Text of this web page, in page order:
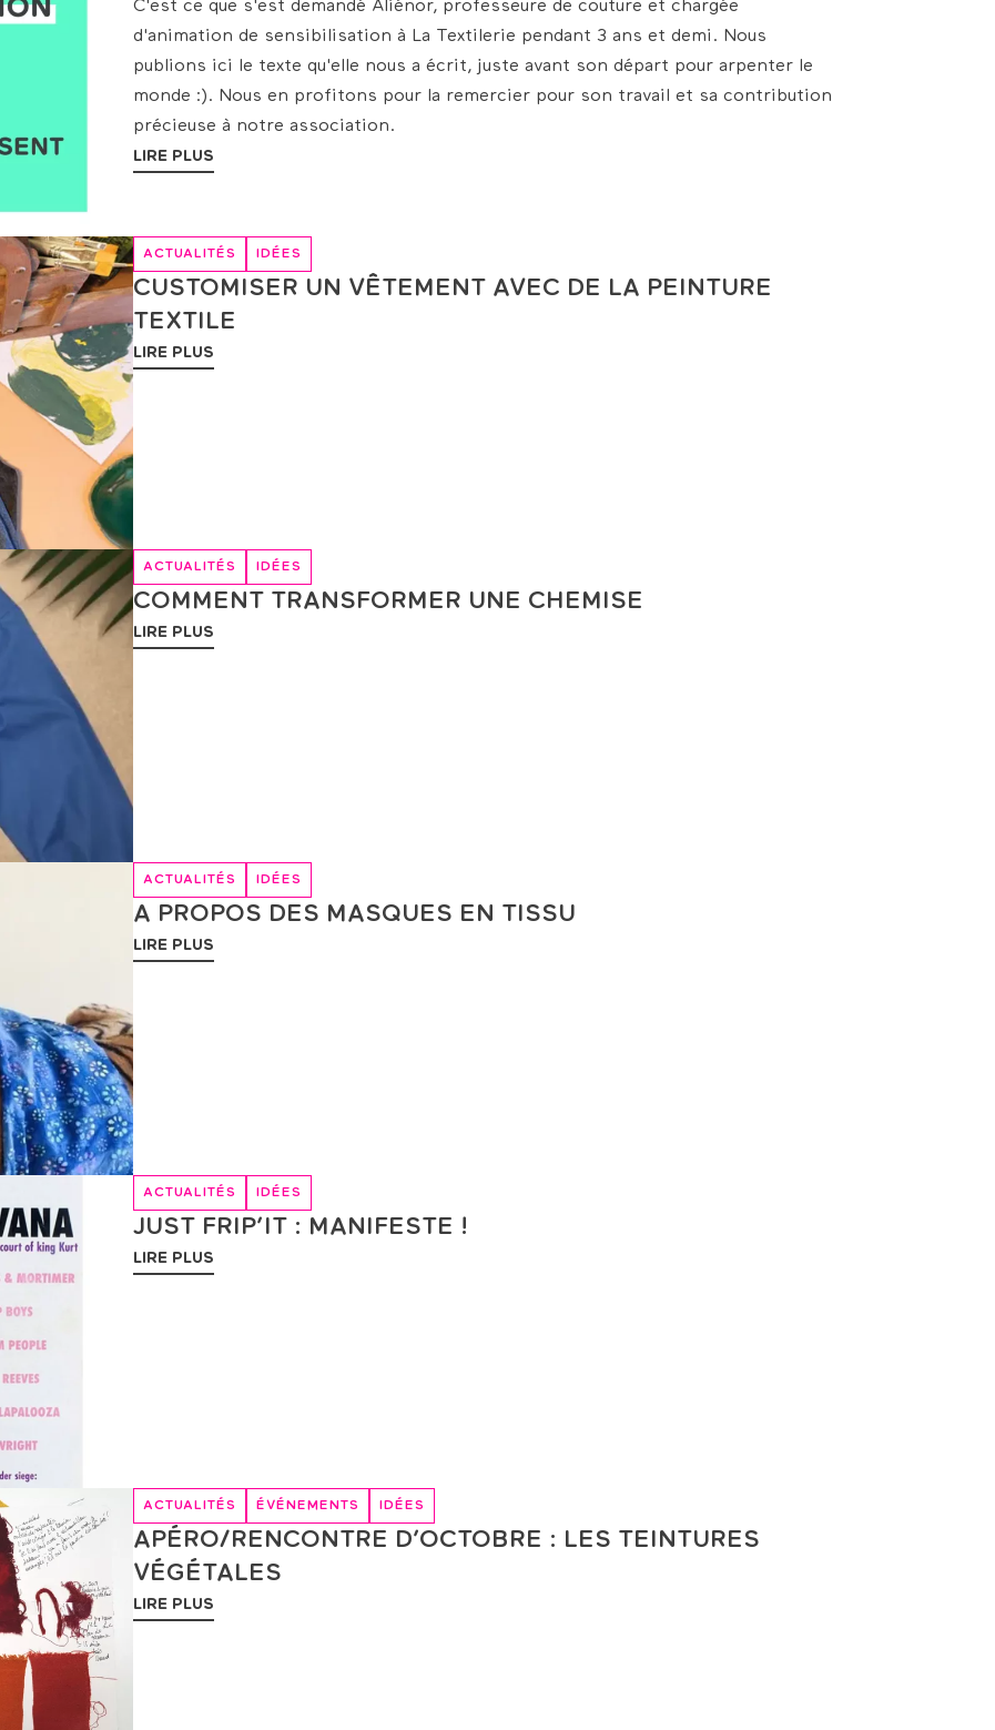
C'est ce que s'est demandé Aliénor, professeure de couture et chargée
d'animation de sensibilisation à La Textilerie pendant 3 ans et demi. Nous
publions ici le texte qu'elle nous a écrit, juste avant son départ pour arpenter le
monde :). Nous en profitons pour la remercier pour son travail et sa contribution
précieuse à notre association.
LIRE PLUS
ACTUALITÉS IDÉES
CUSTOMISER UN VÊTEMENT AVEC DE LA PEINTURE
TEXTILE
LIRE PLUS
ACTUALITÉS IDÉES
COMMENT TRANSFORMER UNE CHEMISE
LIRE PLUS
ACTUALITÉS IDÉES
A PROPOS DES MASQUES EN TISSU
LIRE PLUS
ACTUALITÉS IDÉES
JUST FRIP’IT : MANIFESTE !
LIRE PLUS
ACTUALITÉS ÉVÉNEMENTS IDÉES
APÉRO/RENCONTRE D’OCTOBRE : LES TEINTURES
VÉGÉTALES
LIRE PLUS